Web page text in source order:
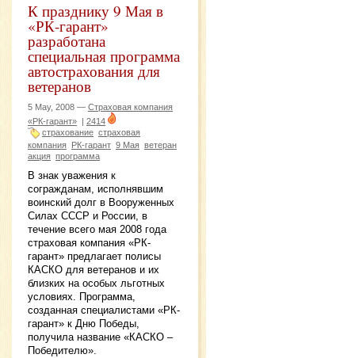
К празднику 9 Мая в
«РК-гарант»
разработана
специальная программа
автострахования для
ветеранов
5 May, 2008 — Страховая компания
«РК-гарант»
2414
страхование страховая
компания
РК-гарант 9 Мая ветеран
акция программа
В знак уважения к
согражданам, исполнявшим
воинский долг в Вооруженных
Силах СССР и России, в
течение всего мая 2008 года
страховая компания «РК-
гарант» предлагает полисы
КАСКО для ветеранов и их
близких на особых льготных
условиях. Программа,
созданная специалистами «РК-
гарант» к Дню Победы,
получила название «КАСКО –
Победителю».